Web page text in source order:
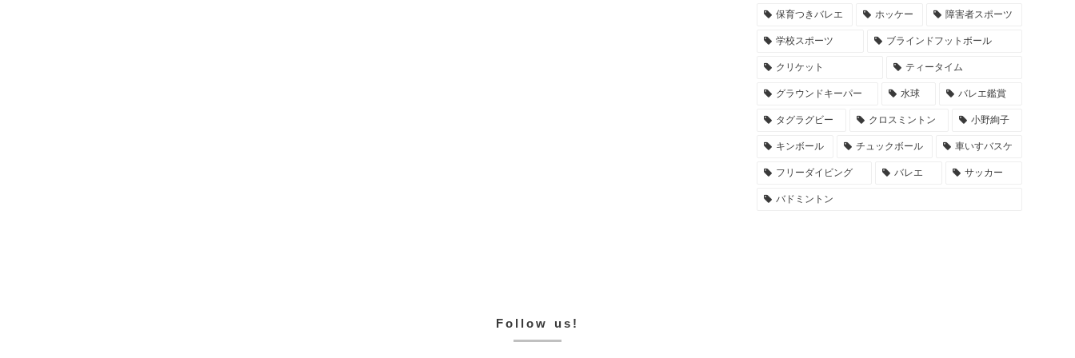
保育つきバレエ ホッケー 障害者スポーツ
学校スポーツ ブラインドフットボール
クリケット ティータイム
グラウンドキーパー 水球 バレエ鑑賞
タグラグビー クロスミントン 小野絢子
キンボール チュックボール 車いすバスケ
フリーダイビング バレエ サッカー
バドミントン
Follow us!